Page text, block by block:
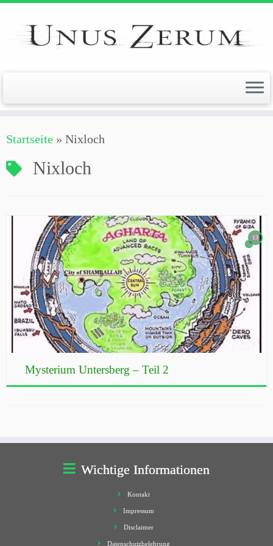
Zum
springen
Startseite » Nixloch
Nixloch
13
Mysterium Untersberg – Teil 2
Wichtige Informationen
Kontakt
Impressum
Disclaimer
Datenschutzbelehrung